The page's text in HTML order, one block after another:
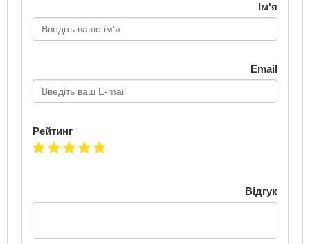
Ім'я
Email
Рейтинг
Відгук